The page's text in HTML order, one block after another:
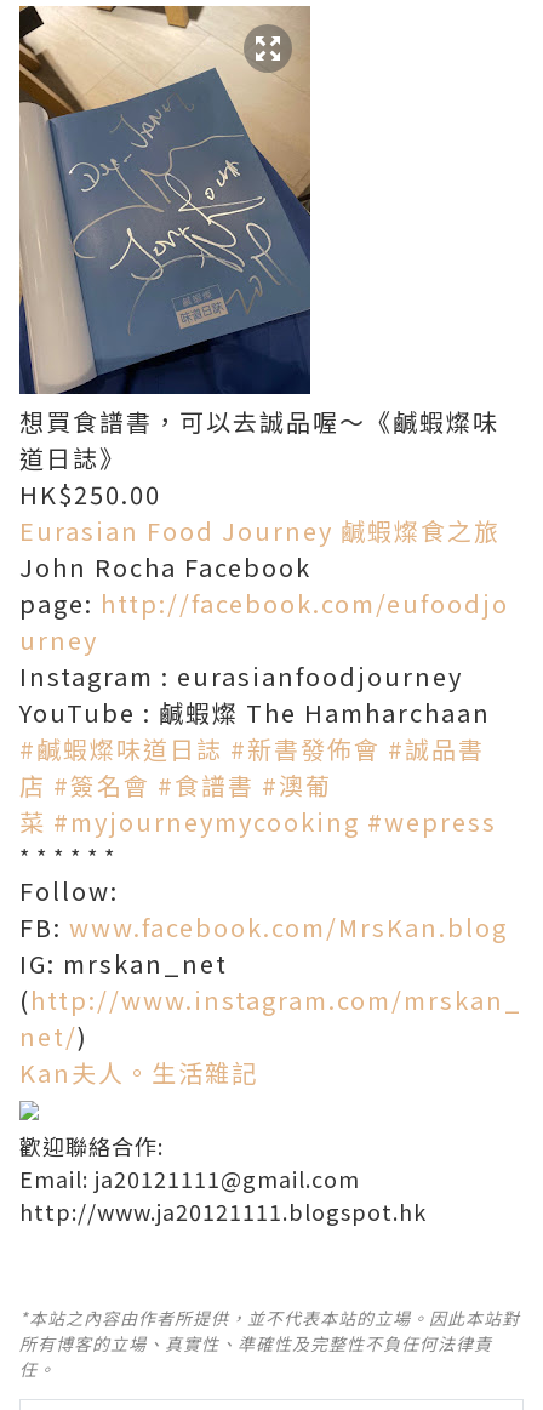
想買食譜書，可以去誠品喔～《鹹蝦燦味
道日誌》
HK$250.00
Eurasian Food Journey 鹹蝦燦食之旅
John Rocha Facebook
page: http://facebook.com/eufoodjo
urney
Instagram : eurasianfoodjourney
YouTube : 鹹蝦燦 The Hamharchaan
#鹹蝦燦味道日誌 #新書發佈會 #誠品書
店 #簽名會 #食譜書 #澳葡
菜 #myjourneymycooking #wepress
* * * * * *
Follow:
FB: www.facebook.com/MrsKan.blog
IG: mrskan_net
(http://www.instagram.com/mrskan_
net/)
Kan夫人。生活雜記
歡迎聯絡合作:
Email: ja20121111@gmail.com
http://www.ja20121111.blogspot.hk
*本站之內容由作者所提供，並不代表本站的立場。因此本站對
所有博客的立場、真實性、準確性及完整性不負任何法律責
任。